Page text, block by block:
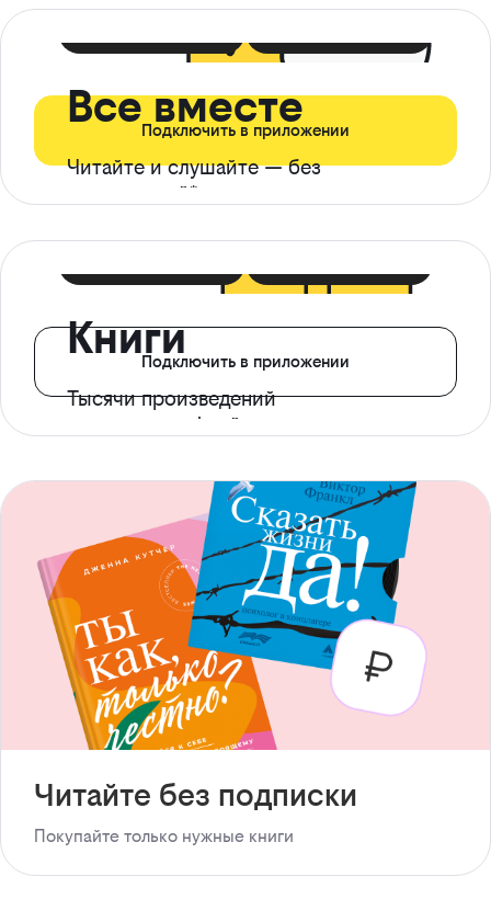
Все вместе
Читайте и слушайте — без
ограничений*
Подключить в приложении
Книги
Тысячи произведений
с доступом офлайн
Подключить в приложении
Читайте без подписки
Покупайте только нужные книги